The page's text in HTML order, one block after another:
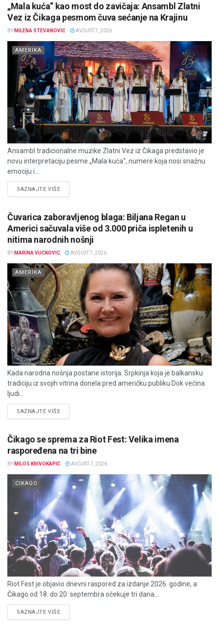
„Mala kuća“ kao most do zavičaja: Ansambl Zlatni
Vez iz Čikaga pesmom čuva sećanje na Krajinu
BY MILENA STEVANOVIĆ AVGUST 7, 2026
AMERIKA
Ansambl tradicionalne muzike Zlatni Vez iz Čikaga predstavio je
novu interpretaciju pesme „Mala kuća“, numere koja nosi snažnu
emociju i...
SAZNAJTE VIŠEDETAILS
Čuvarica zaboravljenog blaga: Biljana Regan u
Americi sačuvala više od 3.000 priča ispletenih u
nitima narodnih nošnji
BY MARINA VUCKOVIC AVGUST 7, 2026
AMERIKA
Kada narodna nošnja postane istorija: Srpkinja koja je balkansku
tradiciju iz svojih vitrina donela pred američku publiku Dok većina
ljudi...
SAZNAJTE VIŠEDETAILS
Čikago se sprema za Riot Fest: Velika imena
raspoređena na tri bine
BY MILOS KRIVOKAPIĆ AVGUST 7, 2026
CIKAGO
Riot Fest je objavio dnevni raspored za izdanje 2026. godine, a
Čikago od 18. do 20. septembra očekuje tri dana...
SAZNAJTE VIŠEDETAILS